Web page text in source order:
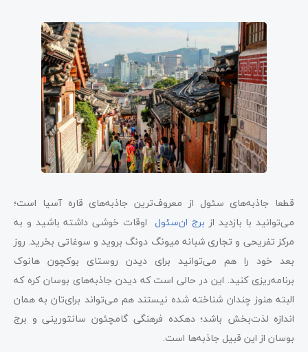
قطعا جاذبه‌های سئول از معروف‌ترین جاذبه‌های قاره آسیا است؛
می‌توانید با بازدید از برج ان‌سئول اوقات خوشی داشته باشید و به
مرکز تفریحی و تجاری شبانه میونگ دونگ بروید و سوغاتی بخرید. روز
بعد خود را هم می‌توانید برای دیدن روستای بوکچون هانوک
برنامه‌ریزی کنید. این در حالی است که دیدن جاذبه‌های بوسان کره که
البته هنوز چندان شناخته شده نیستند هم می‌تواند برای‌تان به همان
اندازه لذت‌بخش باشد؛ دهکده فرهنگی گامچئون سانتورینی و برج
بوسان از این قبیل جاذبه‌ها است.